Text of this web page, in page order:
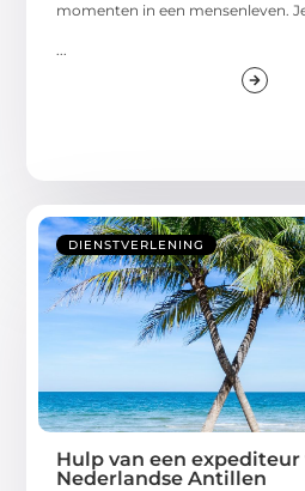
momenten in een mensenleven.
DIENSTVERLENING
Hulp van een expediteur
Nederlandse Antillen